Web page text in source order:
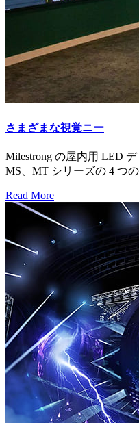
さまざまな視覚ニー
Milestrong の屋内用 LED
MS、MT シリーズの 4 つ
Read More